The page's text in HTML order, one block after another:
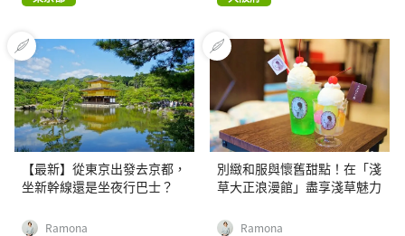
【最新】從東京出發去京都，
坐新幹線還是坐夜行巴士？
Ramona
別緻和服與懷舊甜點！在「淺
草大正浪漫館」盡享淺草魅力
Ramona